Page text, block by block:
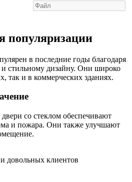
популяризации
в последние годы благодаря
стильному дизайну. Они широко
так и в коммерческих зданиях.
со стеклом обеспечивают
и пожара. Они также улучшают
довольных клиентов